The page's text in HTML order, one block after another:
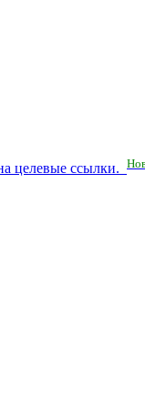
целевые ссылки.